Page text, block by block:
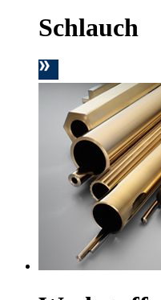
Schlauch